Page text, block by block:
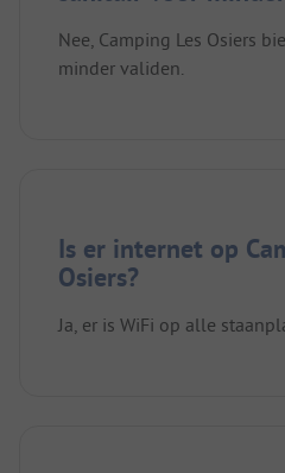
Nee, Camping Les Osiers
minder validen.
Is er internet op
Osiers?
Ja, er is WiFi op alle